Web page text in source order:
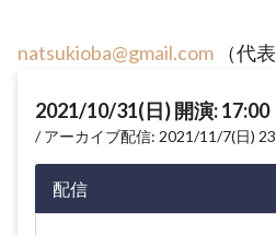
natsukioba@gmail.com （代
2021/10/31(日) 開演: 17:00
アーカイブ配信: 2021/11/7(日)
配信